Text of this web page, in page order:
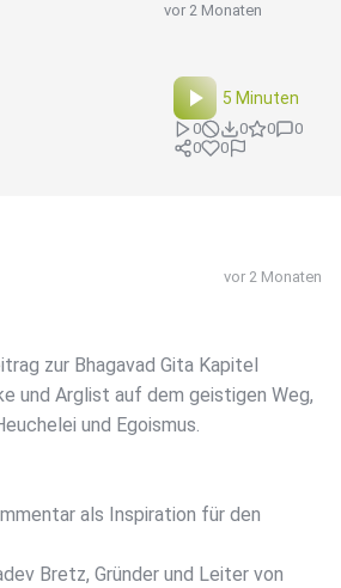
vor 2 Monaten
5 Minuten
0 0 0
0
0
0
vor 2 Monaten
zur Bhagavad Gita Kapitel
und Arglist auf dem geistigen Weg,
und Egoismus.
als Inspiration für den
Bretz, Gründer und Leiter von